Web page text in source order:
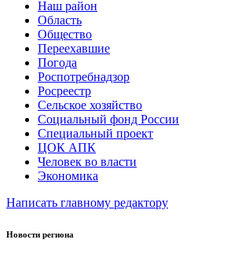
Наш район
Область
Общество
Переехавшие
Погода
Роспотребнадзор
Росреестр
Сельское хозяйство
Социальный фонд России
Специальный проект
ЦОК АПК
Человек во власти
Экономика
Написать главному редактору
Новости региона